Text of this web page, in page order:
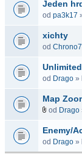
Jeden
od pa3k17
xichty
od
od Drago »
Map
od Drago
Enemy/
od Drago »